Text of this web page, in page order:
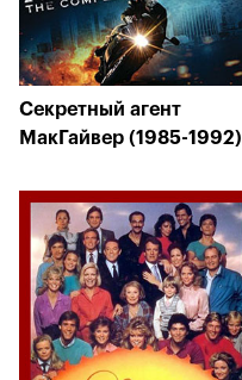
Секретный агент
МакГайвер (1985-1992)